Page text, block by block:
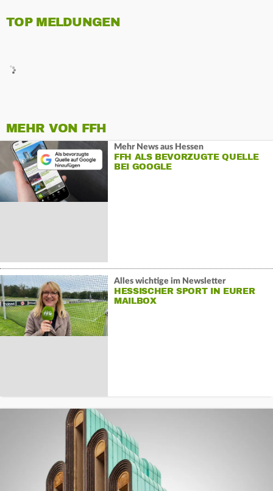
TOP MELDUNGEN
MEHR VON FFH
Mehr News aus Hessen
FFH ALS BEVORZUGTE QUELLE
BEI GOOGLE
Alles wichtige im Newsletter
HESSISCHER SPORT IN EURER
MAILBOX